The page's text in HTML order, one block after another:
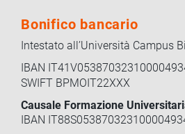
Bonifico bancario
Intestato all’Università Campus
IBAN
SWIFT BPMOIT22XXX
Causale Formazione
IBAN